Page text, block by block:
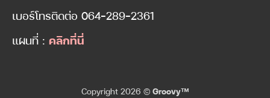
เบอร์โทรติดต่อ 064-289-2361
แผนที่ : คลิกที่นี่
Copyright 2026 © Groovy™